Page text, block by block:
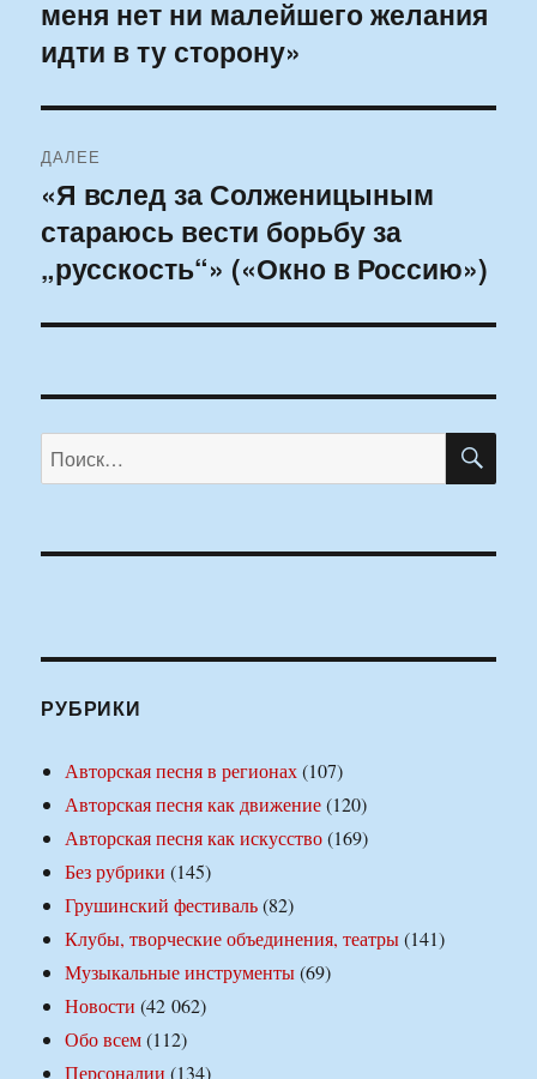
меня нет ни малейшего желания
идти в ту сторону»
ДАЛЕЕ
Следующая
запись:
«Я вслед за Солженицыным
стараюсь вести борьбу за
„русскость“» («Окно в Россию»)
Искать:
РУБРИКИ
Авторская песня в регионах(107)
Авторская песня как движение(120)
Авторская песня как искусство(169)
Без рубрики (145)
Грушинский фестиваль(82)
Клубы, творческие объединения, театры(141)
Музыкальные инструменты(69)
Новости (42 062)
Обо всем(112)
Персоналии (134)